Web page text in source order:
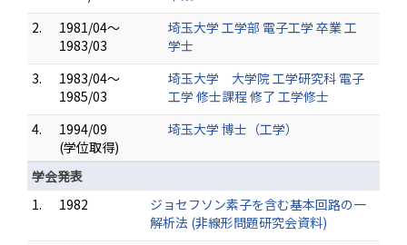
2.
1981/04～
1983/03
埼玉大学 工学部 電子工学 卒業 工
学士
3.
1983/04～
1985/03
埼玉大学 大学院 工学研究科 電子
工学 修士課程 修了 工学修士
4.
1994/09
(学位取得)
埼玉大学 博士（工学）
学会発表
1.
1982
ジョセフソン素子を含む基本回路の一
解析法 (非線形問題研究会資料)